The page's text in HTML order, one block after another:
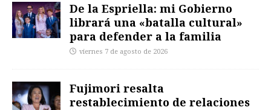
De la Espriella: mi Gobierno
librará una «batalla cultural»
para defender a la familia
viernes 7 de agosto de 2026
Fujimori resalta
restablecimiento de relaciones